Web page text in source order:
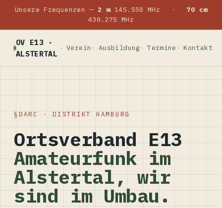
Unsere Frequenzen — 2 m145.550 MHz ·
70 cm
430.275 MHz
OV E13 ·
ALSTERTAL
Verein Ausbildung Termine Kontakt
DARC · DISTRIKT HAMBURG
Ortsverband E13
Amateurfunk im
Alstertal, wir
sind im Umbau.